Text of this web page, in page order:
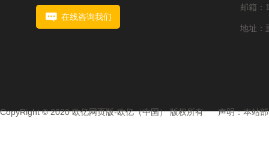
在线咨询我们
邮箱：
地址：
CopyRight © 2020 欧亿网页版-欧亿（中国） 版权所有 声明：本站部